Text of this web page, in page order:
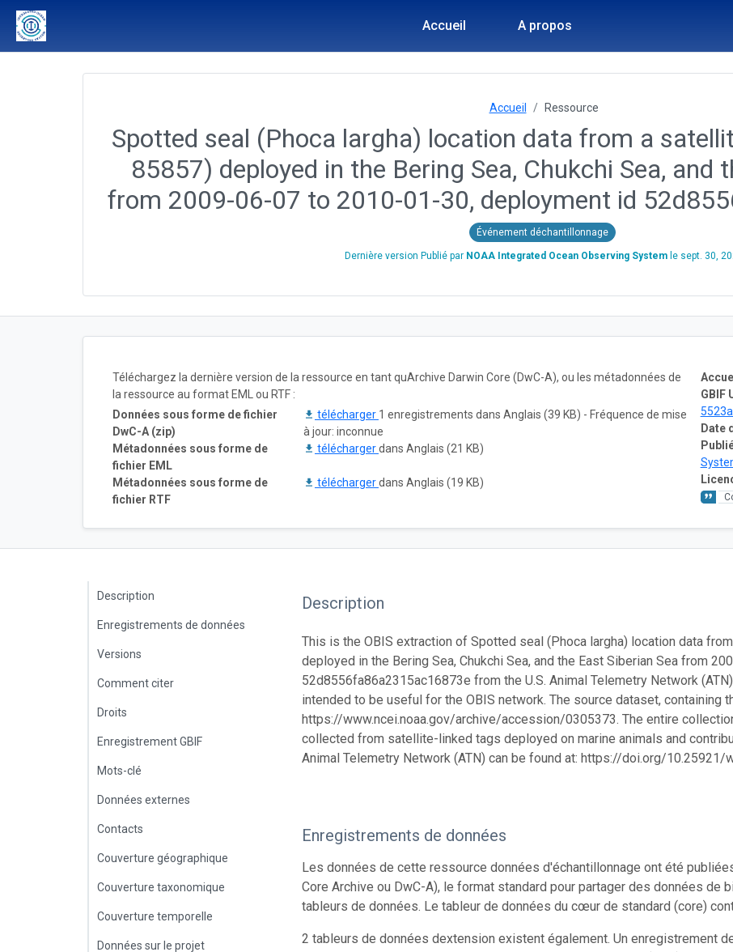
Accueil A propos
Accueil Ressource
Spotted seal (Phoca largha) location data from a
85857) deployed in the Bering Sea, Chukchi Sea, and
from 2009-06-07 to 2010-01-30, deployment id
Événement déchantillonnage
Dernière version Publié par NOAA Integrated Ocean Observing Systemle sept. 30,
GBIF
Date
Téléchargez la dernière version de la ressource en tant quArchive Darwin Core (DwC-A), ou les métadonnées de
la ressource au format EML ou RTF :
Données sous forme de fichier
DwC-A (zip)
télécharger 1 enregistrements dans Anglais (39 KB) - Fréquence de mise
à jour: inconnue
Métadonnées sous forme de
fichier EML
téléchargerdans Anglais (21 KB)
Métadonnées sous forme de
fichier RTF
téléchargerdans Anglais (19 KB)
Description
Enregistrements de données
Versions
Comment citer
Droits
Enregistrement GBIF
Mots-clé
Données externes
Contacts
Couverture géographique
Couverture taxonomique
Couverture temporelle
Données sur le projet
Description
This is the OBIS extraction of Spotted seal (Phoca largha) location data
deployed in the Bering Sea, Chukchi Sea, and the East Siberian Sea from
52d8556fa86a2315ac16873e from the U.S. Animal Telemetry Network
intended to be useful for the OBIS network. The source dataset, containing
https://www.ncei.noaa.gov/archive/accession/0305373. The entire
collected from satellite-linked tags deployed on marine animals and
Animal Telemetry Network (ATN) can be found at: https://doi.org/10.25921/
Enregistrements de données
Les données de cette ressource données d'échantillonnage ont été
Core Archive ou DwC-A), le format standard pour partager des données de
tableurs de données. Le tableur de données du cœur de standard (core)
2 tableurs de données dextension existent également. Un enregistrement